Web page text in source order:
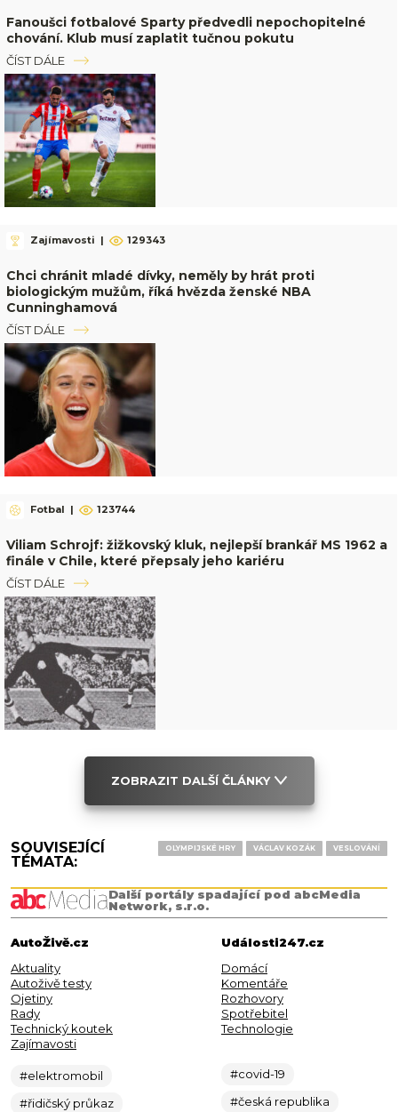
Fanoušci fotbalové Sparty předvedli nepochopitelné
chování. Klub musí zaplatit tučnou pokutu
ČÍST DÁLE
Zajímavosti | 129343
Chci chránit mladé dívky, neměly by hrát proti
biologickým mužům, říká hvězda ženské NBA
Cunninghamová
ČÍST DÁLE
Fotbal | 123744
Viliam Schrojf: žižkovský kluk, nejlepší brankář MS 1962 a
finále v Chile, které přepsaly jeho kariéru
ČÍST DÁLE
ZOBRAZIT DALŠÍ ČLÁNKY
SOUVISEJÍCÍ
TÉMATA:
OLYMPIJSKÉ HRY VÁCLAV KOZÁK VESLOVÁNÍ
Další portály spadající pod abcMedia
Network, s.r.o.
AutoŽivě.cz
Aktuality
Autoživě testy
Ojetiny
Rady
Technický koutek
Zajímavosti
#elektromobil
#řidičský průkaz
Události247.cz
Domácí
Komentáře
Rozhovory
Spotřebitel
Technologie
#covid-19
#česká republika